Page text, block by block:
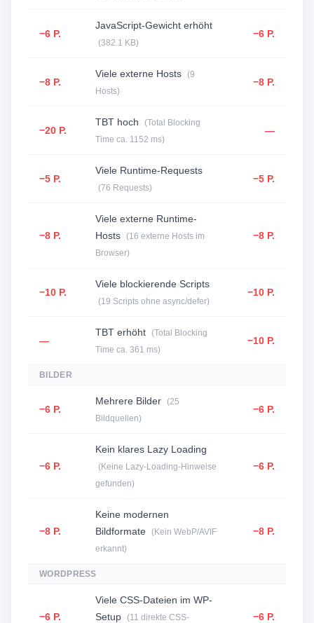
−6 P.
JavaScript-Gewicht erhöht
(382.1 KB)
−6 P.
−8 P.
Viele externe Hosts
(9
Hosts)
−8 P.
−20 P.
TBT hoch
(Total Blocking
Time ca. 1152 ms)
—
−5 P.
Viele Runtime-Requests
(76 Requests)
−5 P.
−8 P.
Viele externe Runtime-
Hosts
(16 externe Hosts im
Browser)
−8 P.
−10 P.
Viele blockierende Scripts
(19 Scripts ohne async/defer)
−10 P.
—
TBT erhöht
(Total Blocking
Time ca. 361 ms)
−10 P.
BILDER
−6 P.
Mehrere Bilder
(25
Bildquellen)
−6 P.
−6 P.
Kein klares Lazy Loading
(Keine Lazy-Loading-Hinweise
gefunden)
−6 P.
−8 P.
Keine modernen
Bildformate
(Kein WebP/AVIF
erkannt)
−8 P.
WORDPRESS
−6 P.
Viele CSS-Dateien im WP-
Setup
(11 direkte CSS-
−6 P.